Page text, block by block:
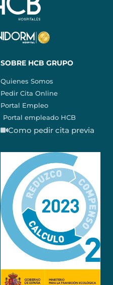
SOBRE HCB GRUPO
Quienes Somos
Pedir Cita Online
Portal Empleo
Portal empleado HCB
Como pedir cita previa